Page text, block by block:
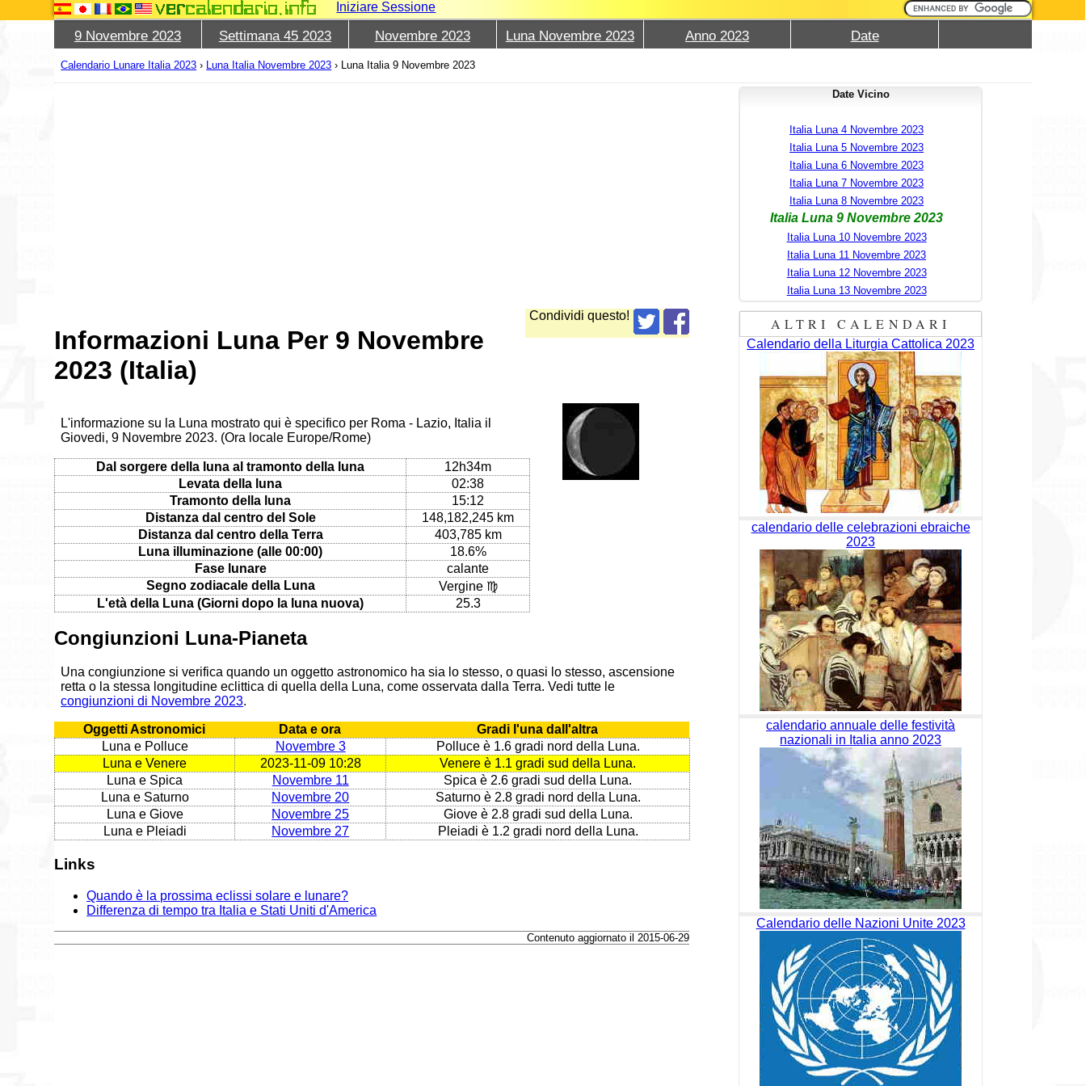
Iniziare Sessione
9 Novembre 2023 Settimana 45 2023 Novembre 2023 Luna Novembre 2023 Anno 2023 Date
Calendario Lunare Italia 2023 › Luna Italia Novembre 2023 › Luna Italia 9 Novembre 2023
Condividi questo!
Informazioni Luna Per 9 Novembre
2023 (Italia)
L'informazione su la Luna mostrato qui è specifico per Roma - Lazio, Italia il
Giovedi, 9 Novembre 2023. (Ora locale Europe/Rome)
Dal sorgere della luna al tramonto della luna
12h34m
Levata della luna
02:38
Tramonto della luna
15:12
Distanza dal centro del Sole
148,182,245 km
Distanza dal centro della Terra
403,785 km
Luna illuminazione (alle 00:00)
18.6%
Fase lunare
calante
Segno zodiacale della Luna
Vergine ♍
L'età della Luna (Giorni dopo la luna nuova)
25.3
Congiunzioni Luna-Pianeta
Una congiunzione si verifica quando un oggetto astronomico ha sia lo stesso, o quasi lo stesso, ascensione
retta o la stessa longitudine eclittica di quella della Luna, come osservata dalla Terra. Vedi tutte le
congiunzioni di Novembre 2023.
Oggetti Astronomici Data e ora
Gradi l'una dall'altra
Luna e Polluce
Novembre 3
Polluce è 1.6 gradi nord della Luna.
Luna e Venere
2023-11-09 10:28
Venere è 1.1 gradi sud della Luna.
Luna e Spica
Novembre 11
Spica è 2.6 gradi sud della Luna.
Luna e Saturno
Novembre 20
Saturno è 2.8 gradi nord della Luna.
Luna e Giove
Novembre 25
Giove è 2.8 gradi sud della Luna.
Luna e Pleiadi
Novembre 27 Pleiadi è 1.2 gradi nord della Luna.
Links
Quando è la prossima eclissi solare e lunare?
Differenza di tempo tra Italia e Stati Uniti d'America
Contenuto aggiornato il 2015-06-29
Date Vicino
Italia Luna 4 Novembre 2023
Italia Luna 5 Novembre 2023
Italia Luna 6 Novembre 2023
Italia Luna 7 Novembre 2023
Italia Luna 8 Novembre 2023
Italia Luna 9 Novembre 2023
Italia Luna 10 Novembre 2023
Italia Luna 11 Novembre 2023
Italia Luna 12 Novembre 2023
Italia Luna 13 Novembre 2023
ALTRI CALENDARI
Calendario della Liturgia Cattolica 2023
calendario delle celebrazioni ebraiche
2023
calendario annuale delle festività
nazionali in Italia anno 2023
Calendario delle Nazioni Unite 2023